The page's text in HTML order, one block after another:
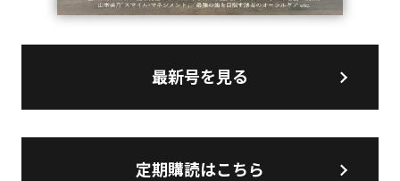
最新号を見る
定期購読はこちら